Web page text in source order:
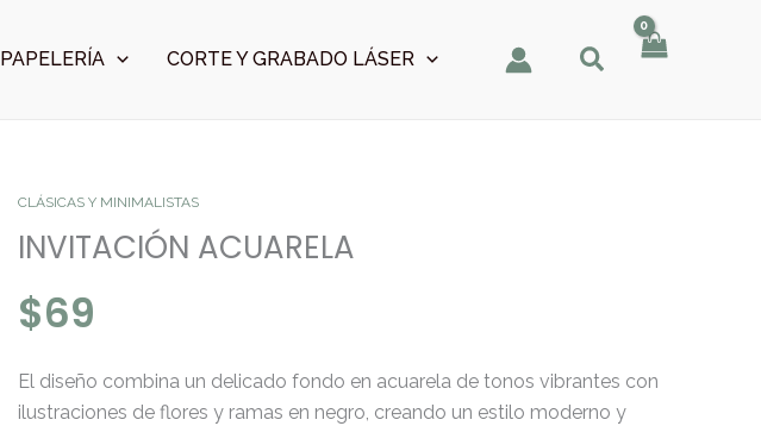
PAPELERÍA CORTE Y GRABADO LÁSER
CLÁSICAS Y MINIMALISTAS
INVITACIÓN ACUARELA
$69
El diseño combina un delicado fondo en acuarela de tonos vibrantes con
ilustraciones de flores y ramas en negro, creando un estilo moderno y
INVITACIÓN
ACUARELA